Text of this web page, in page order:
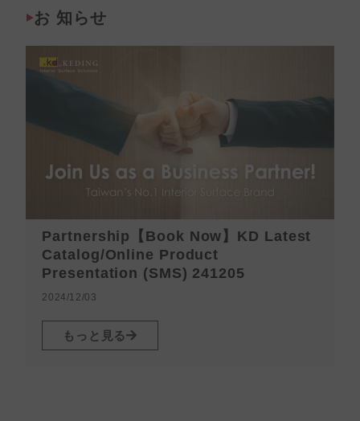
お 知らせ
Partnership【Book Now】KD Latest
Catalog/Online Product
Presentation (SMS) 241205
2024/12/03
もっと見る